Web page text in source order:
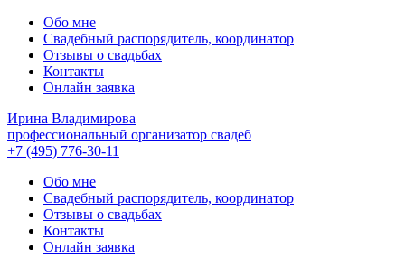
Обо мне
Свадебный распорядитель, координатор
Отзывы о свадьбах
Контакты
Онлайн заявка
Ирина Владимирова
профессиональный организатор свадеб
+7 (495) 776-30-11
Обо мне
Свадебный распорядитель, координатор
Отзывы о свадьбах
Контакты
Онлайн заявка